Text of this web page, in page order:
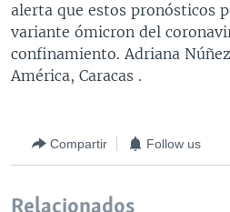
alerta que estos pronósticos
variante ómicron del
confinamiento. Adriana
América, Caracas .
Compartir Follow us
Relacionados